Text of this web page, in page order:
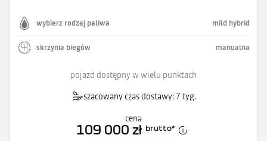
wybierz rodzaj paliwa mild hybrid
skrzynia biegów manualna
pojazd dostępny w wielu punktach
szacowany czas dostawy: 7 tyg.
cena
109 000 zł brutto*